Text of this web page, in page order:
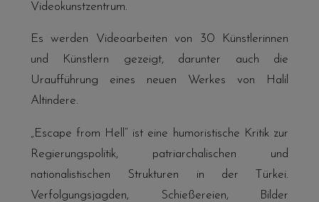
Videokunstzentrum.
Es werden Videoarbeiten von 30 Künstlerinnen
und Künstlern gezeigt, darunter auch die
Uraufführung eines neuen Werkes von Halil
Altindere.
„Escape from Hell“ ist eine humoristische Kritik zur
Regierungspolitik, patriarchalischen und
nationalistischen Strukturen in der Türkei.
Verfolgungsjagden, Schießereien, Bilder